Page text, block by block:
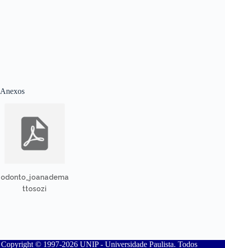
Anexos
odonto_joanadema
ttosozi
Copyright © 1997-2026 UNIP - Universidade Paulista. Todos